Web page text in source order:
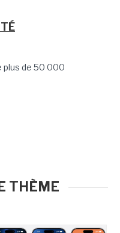
plus de 50 000
THÈME